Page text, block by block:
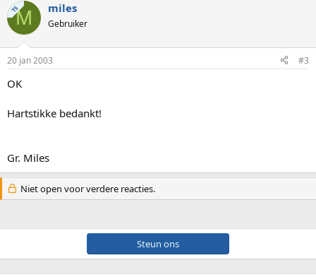
TSM miles
Gebruiker
20 jan 2003 #3
OK
Hartstikke bedankt!
Gr. Miles
Niet open voor verdere reacties.
Steun ons